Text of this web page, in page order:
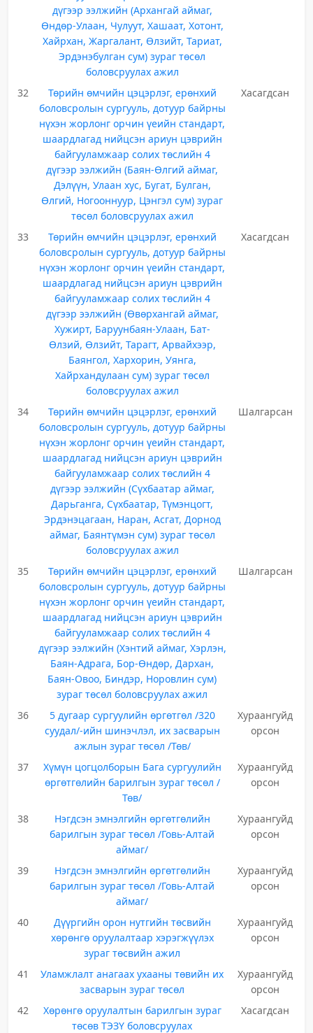
дүгээр ээлжийн (Архангай аймаг,
Өндөр-Улаан, Чулуут, Хашаат, Хотонт,
Хайрхан, Жаргалант, Өлзийт, Тариат,
Эрдэнэбулган сум) зураг төсөл
боловсруулах ажил
32
Төрийн өмчийн цэцэрлэг, ерөнхий
боловсролын сургууль, дотуур байрны
нүхэн жорлонг орчин үеийн стандарт,
шаардлагад нийцсэн ариун цэврийн
байгууламжаар солих төслийн 4
дүгээр ээлжийн (Баян-Өлгий аймаг,
Дэлүүн, Улаан хус, Бугат, Булган,
Өлгий, Ногооннуур, Цэнгэл сум) зураг
төсөл боловсруулах ажил
Хасагдсан
33
Төрийн өмчийн цэцэрлэг, ерөнхий
боловсролын сургууль, дотуур байрны
нүхэн жорлонг орчин үеийн стандарт,
шаардлагад нийцсэн ариун цэврийн
байгууламжаар солих төслийн 4
дүгээр ээлжийн (Өвөрхангай аймаг,
Хужирт, Баруунбаян-Улаан, Бат-
Өлзий, Өлзийт, Тарагт, Арвайхээр,
Баянгол, Хархорин, Уянга,
Хайрхандулаан сум) зураг төсөл
боловсруулах ажил
Хасагдсан
34
Төрийн өмчийн цэцэрлэг, ерөнхий
боловсролын сургууль, дотуур байрны
нүхэн жорлонг орчин үеийн стандарт,
шаардлагад нийцсэн ариун цэврийн
байгууламжаар солих төслийн 4
дүгээр ээлжийн (Сүхбаатар аймаг,
Дарьганга, Сүхбаатар, Түмэнцогт,
Эрдэнэцагаан, Наран, Асгат, Дорнод
аймаг, Баянтүмэн сум) зураг төсөл
боловсруулах ажил
Шалгарсан
35
Төрийн өмчийн цэцэрлэг, ерөнхий
боловсролын сургууль, дотуур байрны
нүхэн жорлонг орчин үеийн стандарт,
шаардлагад нийцсэн ариун цэврийн
байгууламжаар солих төслийн 4
дүгээр ээлжийн (Хэнтий аймаг, Хэрлэн,
Баян-Адрага, Бор-Өндөр, Дархан,
Баян-Овоо, Биндэр, Норовлин сум)
зураг төсөл боловсруулах ажил
Шалгарсан
36
5 дугаар сургуулийн өргөтгөл /320
суудал/-ийн шинэчлэл, их засварын
ажлын зураг төсөл /Төв/
Хураангуйд
орсон
37
Хүмүн цогцолборын Бага сургуулийн
өргөтгөлийн барилгын зураг төсөл /
Төв/
Хураангуйд
орсон
38
Нэгдсэн эмнэлгийн өргөтгөлийн
барилгын зураг төсөл /Говь-Алтай
аймаг/
Хураангуйд
орсон
39
Нэгдсэн эмнэлгийн өргөтгөлийн
барилгын зураг төсөл /Говь-Алтай
аймаг/
Хураангуйд
орсон
40
Дүүргийн орон нутгийн төсвийн
хөрөнгө оруулалтаар хэрэгжүүлэх
зураг төсвийн ажил
Хураангуйд
орсон
41
Уламжлалт анагаах ухааны төвийн их
засварын зураг төсөл
Хураангуйд
орсон
42
Хөрөнгө оруулалтын барилгын зураг
төсөв ТЭЗҮ боловсруулах
Хасагдсан